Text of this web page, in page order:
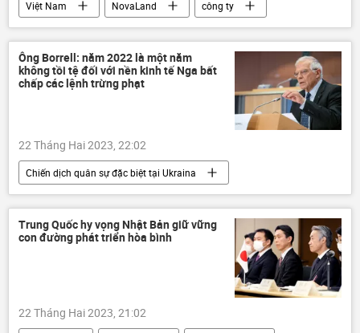
Việt Nam NovaLand
công ty
Kinh tế
Bùi Thành Nhơn
bất động sản
Ông Borrell: năm 2022 là một năm
không tồi tệ đối với nền kinh tế Nga bất
chấp các lệnh trừng phạt
22 Tháng Hai 2023, 22:02
Chiến dịch quân sự đặc biệt tại Ukraina
Thế giới
Nga
Kinh tế
Các biện pháp trừng phạt chống Nga
Châu Âu
Cuộc khủng hoảng ở Ukraina
Trung Quốc hy vọng Nhật Bản giữ vững
con đường phát triển hòa bình
22 Tháng Hai 2023, 21:02